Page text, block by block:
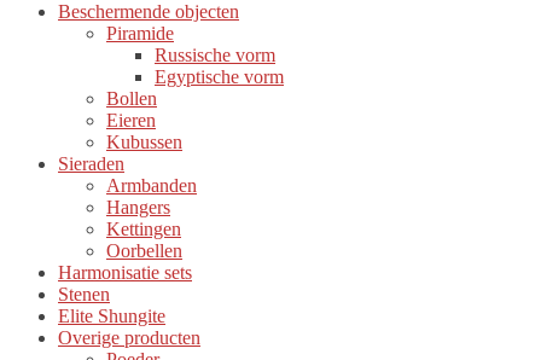
Beschermende objecten
Piramide
Russische vorm
Egyptische vorm
Bollen
Eieren
Kubussen
Sieraden
Armbanden
Hangers
Kettingen
Oorbellen
Harmonisatie sets
Stenen
Elite Shungite
Overige producten